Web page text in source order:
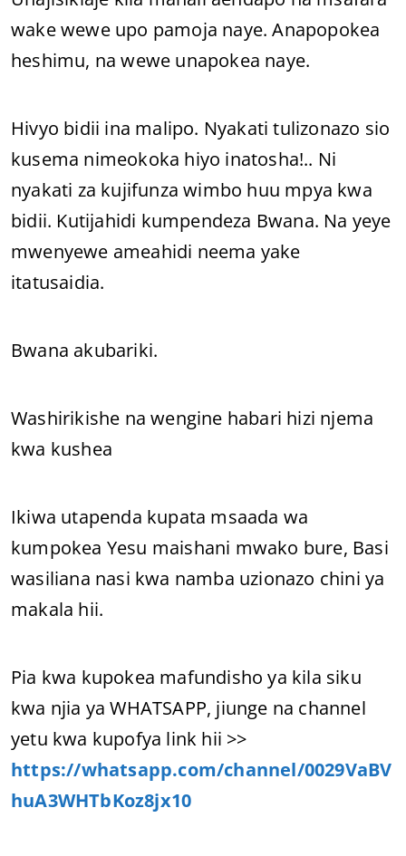
wake wewe upo pamoja naye. Anapopokea
heshimu, na wewe unapokea naye.
Hivyo bidii ina malipo. Nyakati tulizonazo sio
kusema nimeokoka hiyo inatosha!.. Ni
nyakati za kujifunza wimbo huu mpya kwa
bidii. Kutijahidi kumpendeza Bwana. Na yeye
mwenyewe ameahidi neema yake
itatusaidia.
Bwana akubariki.
Washirikishe na wengine habari hizi njema
kwa kushea
Ikiwa utapenda kupata msaada wa
kumpokea Yesu maishani mwako bure, Basi
wasiliana nasi kwa namba uzionazo chini ya
makala hii.
Pia kwa kupokea mafundisho ya kila siku
kwa njia ya WHATSAPP, jiunge na channel
yetu kwa kupofya link hii >>
https://whatsapp.com/channel/0029VaBV
huA3WHTbKoz8jx10